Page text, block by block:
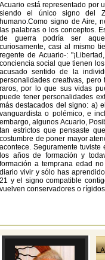
Acuario está representado por
siendo el único signo del
humano.Como signo de Aire,
las palabras o los conceptos.
de guerra podría ser
curiosamente, casi al mismo
regente de Acuario-:
conciencia social que tienen
acusado sentido de la
personalidades creativas,
raros, por lo que sus vidas
puede tener personalidades
más destacados del signo: a)
vanguardista o polémico, e
embargo, algunos Acuario,
tan estrictos que pensaste
costumbre de poner mayor
acontece. Seguramente
los años de formación y
formación a temprana edad
diario vivir y sólo has
21 y el signo compatible
vuelven conservadores o